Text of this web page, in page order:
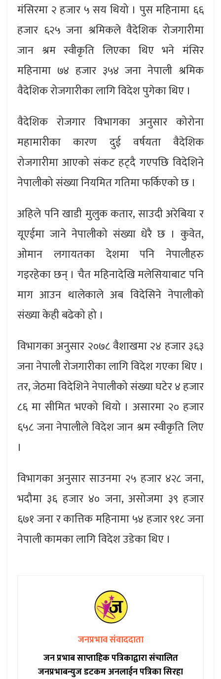
मंसिरमा २ हजार ५ सय थियो । पुस महिनामा ६६
हजार ६२५ जना श्रमिकले वैदेशिक रोजगारीमा
जान श्रम स्वीकृति लिएका थिए भने मंसिर
महिनामा ७४ हजार ३५४ जना नेपाली श्रमिक
वैदेशिक रोजगारीका लागि विदेश पुगेका थिए ।
वैदेशिक रोजगार विभागका अनुसार कोरोना
महामारीका कारण दुई वर्षयता वैदेशिक
रोजगारीमा आएको संकट हट्दै गएपछि विदेशिने
नेपालीको संख्या नियमित गतिमा फर्किएको छ ।
अहिले पनि खाडी मुलुक कतार, साउदी अरेबिया र
यूएईमा जाने नेपालीको संख्या धेरै छ । कुवेत,
ओमान लगायतका देशमा पनि नेपालीहरु
गइरहेका छन् । चैत महिनादेखि मलेसियाबाट पनि
माग आउन थालेकाले अब विदेसिने नेपालीको
संख्या केही बढेको हो ।
विभागका अनुसार २०७८ वैशाखमा २४ हजार ३६३
जना नेपाली रोजगारीका लागि विदेश गएका थिए ।
तर, जेठमा विदेशिने नेपालीको संख्या घटेर ४ हजार
८६ मा सीमित भएको थियो । असारमा २० हजार
६५८ जना नेपालीले विदेश जान श्रम स्वीकृति लिए
।
विभागका अनुसार साउनमा २५ हजार ४२८ जना,
भदौमा ३६ हजार ४० जना, असोजमा ३९ हजार
६७१ जना र कात्तिक महिनामा ५४ हजार ९१८ जना
नेपाली कामका लागि विदेश उडेका थिए ।
जनप्रभाव संवाददाता
जन प्रभाब साप्ताहिक पत्रिकाद्वारा संचालित
जनप्रभाबन्युज डटकम अनलाईन पत्रिका सिरहा